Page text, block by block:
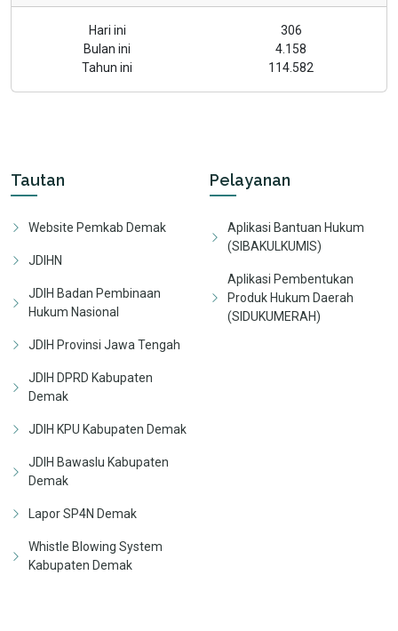
Hari ini
306
Bulan ini
4.158
Tahun ini
114.582
Tautan
Website Pemkab Demak
JDIHN
JDIH Badan Pembinaan
Hukum Nasional
JDIH Provinsi Jawa Tengah
JDIH DPRD Kabupaten
Demak
JDIH KPU Kabupaten Demak
JDIH Bawaslu Kabupaten
Demak
Lapor SP4N Demak
Whistle Blowing System
Kabupaten Demak
Pelayanan
Aplikasi Bantuan Hukum
(SIBAKULKUMIS)
Aplikasi Pembentukan
Produk Hukum Daerah
(SIDUKUMERAH)